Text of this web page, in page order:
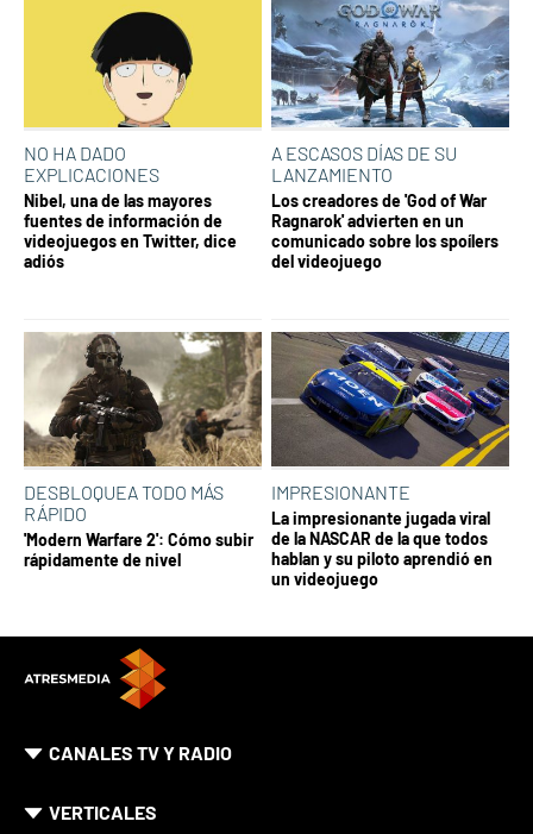
NO HA DADO
EXPLICACIONES
Nibel, una de las mayores
fuentes de información de
videojuegos en Twitter, dice
adiós
A ESCASOS DÍAS DE SU
LANZAMIENTO
Los creadores de 'God of War
Ragnarok' advierten en un
comunicado sobre los spoílers
del videojuego
DESBLOQUEA TODO MÁS
RÁPIDO
'Modern Warfare 2': Cómo subir
rápidamente de nivel
IMPRESIONANTE
La impresionante jugada viral
de la NASCAR de la que todos
hablan y su piloto aprendió en
un videojuego
CANALES TV Y RADIO
VERTICALES